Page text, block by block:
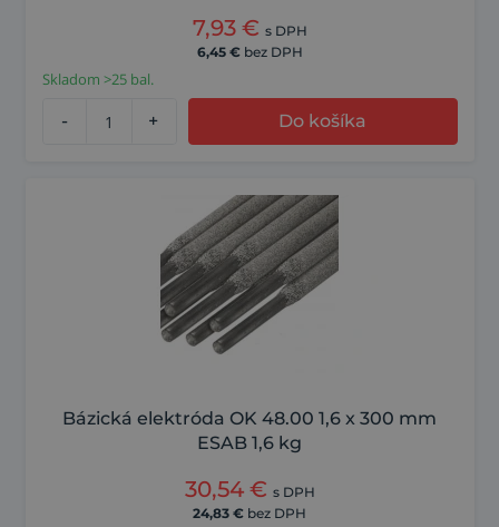
7,93 € s DPH
6,45 € bez DPH
Skladom >25 bal.
- + Do košíka
Bázická elektróda OK 48.00 1,6 x 300 mm
ESAB 1,6 kg
30,54 € s DPH
24,83 € bez DPH